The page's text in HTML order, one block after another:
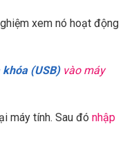
xem nó hoạt động
khóa (USB)vào máy
máy tính. Sau đónhập